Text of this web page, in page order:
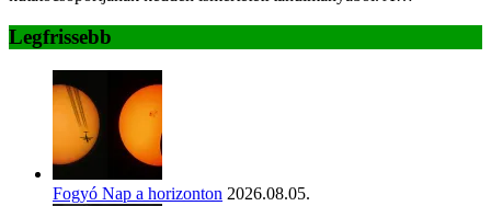
Legfrissebb
Fogyó Nap a horizonton 2026.08.05.